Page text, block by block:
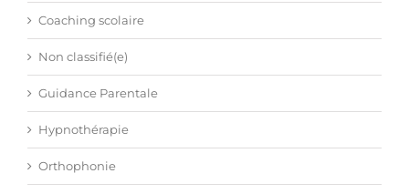
Coaching scolaire
Non classifié(e)
Guidance Parentale
Hypnothérapie
Orthophonie